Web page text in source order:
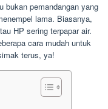
bukan pemandangan yang
lama. Biasanya,
HP sering terpapar air.
cara mudah untuk
terus, ya!